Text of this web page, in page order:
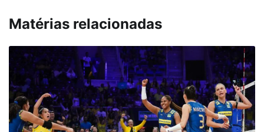
Matérias relacionadas